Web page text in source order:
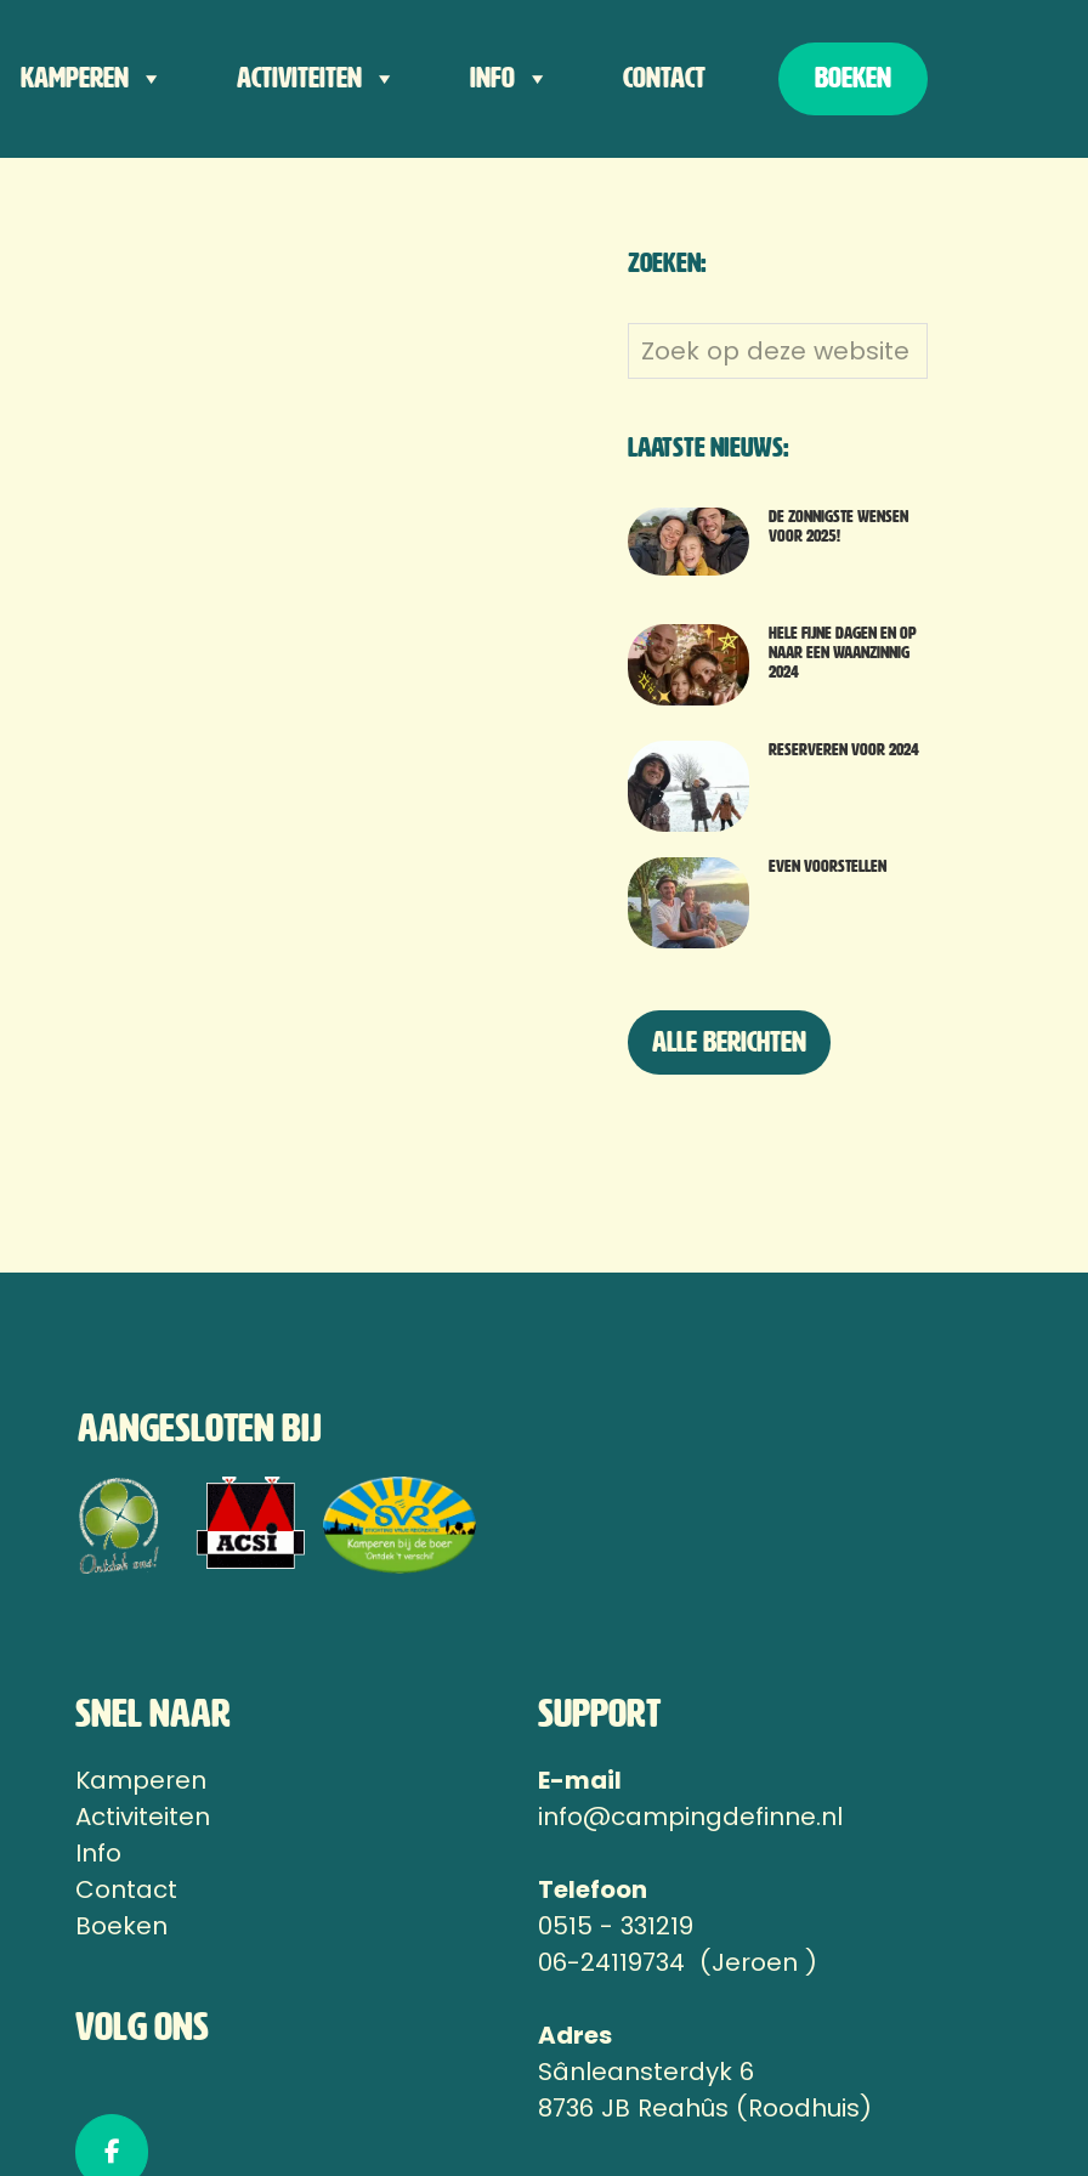
Kamperen Activiteiten Info Contact Boeken
Zoeken:
Zoek
op
website
Laatste nieuws:
De zonnigste wensen
voor 2025!
Hele fijne dagen en op
naar een waanzinnig
2024
Reserveren voor 2024
Even voorstellen
Alle berichten
Aangesloten bij
Snel naar
Kamperen
Activiteiten
Info
Contact
Boeken
Volg ons
Support
E-mail
info@campingdefinne.nl
Telefoon
0515 - 331219
06-24119734 (Jeroen )
Adres
Sânleansterdyk 6
8736 JB Reahûs (Roodhuis)